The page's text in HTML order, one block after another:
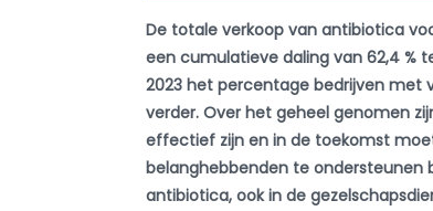
De totale verkoop van antibiotica
een cumulatieve daling van 62,4 %
2023 het percentage bedrijven met
verder. Over het geheel genomen
effectief zijn en in de toekomst
belanghebbenden te ondersteunen
antibiotica, ook in de